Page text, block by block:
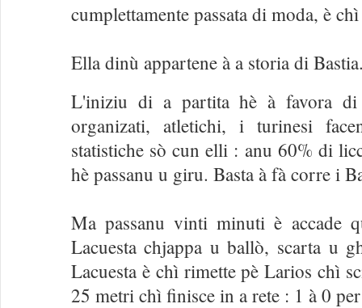
cumplettamente passata di moda, è
Ella dinù appartene à a storia di
L'iniziu di a partita hè à favora
organizati, atletichi, i turinesi
statistiche sò cun elli : anu 60% di
hè passanu u giru. Basta à fà corre i
Ma passanu vinti minuti è accade
Lacuesta chjappa u ballò, scarta u
Lacuesta è chì rimette pè Larios chì
25 metri chì finisce in a rete : 1 à 0